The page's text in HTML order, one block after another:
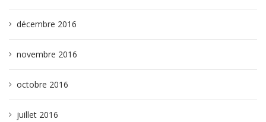
décembre 2016
novembre 2016
octobre 2016
juillet 2016